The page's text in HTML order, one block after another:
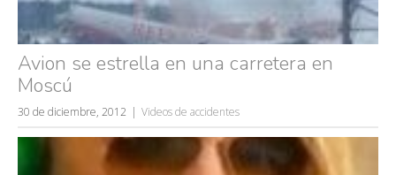
Avion se estrella en una carretera en
Moscú
30 de diciembre, 2012 Videos de accidentes